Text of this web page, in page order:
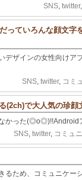
SNS, twitter,
っていろんな顔文
デザインの女性向け
SNS, twitter, コミ
(2ch)で大人気の珍顔
かった(◎o◎)!!Android
SNS, twitter, コミュ
るため、コミュニケー